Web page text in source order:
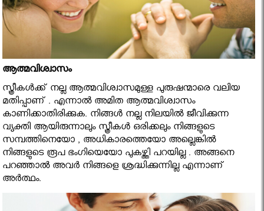
ആത്മവിശ്വാസം
സ്ത്രീകള്‍ക്ക് നല്ല ആത്മവിശ്വാസമുള്ള പുരുഷന്മാരെ വലിയ
മതിപ്പാണ് . എന്നാല്‍ അമിത ആത്മവിശ്വാസം
കാണിക്കാതിരിക്കുക. നിങ്ങള്‍ നല്ല നിലയില്‍ ജീവിക്കുന്ന
വ്യക്തി ആയിരുന്നാലും സ്ത്രീകള്‍ ഒരിക്കലും നിങ്ങളുടെ
സമ്പത്തിനെയോ , അധികാരത്തെയോ അല്ലെങ്കില്‍
നിങ്ങളുടെ രൂപ ഭംഗിയെയോ പുകഴ്ത്തി പറയില്ല . അങ്ങനെ
പറഞ്ഞാല്‍ അവര്‍ നിങ്ങളെ ശ്രദ്ധിക്കുന്നില്ല എന്നാണ്
അര്‍ത്ഥം.